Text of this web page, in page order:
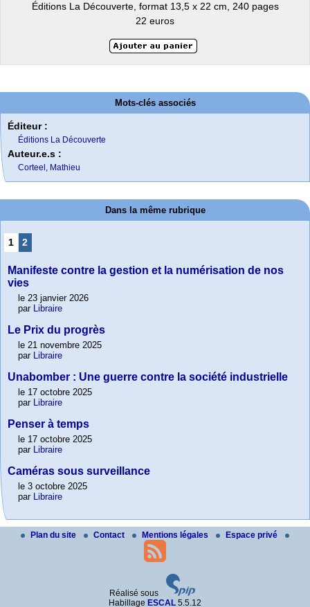
Éditions La Découverte, format 13,5 x 22 cm, 240 pages
22 euros
Mots-clés associés
Éditeur :
Éditions La Découverte
Auteur.e.s :
Corteel, Mathieu
Dans la même rubrique
1 2
Manifeste contre la gestion et la numérisation de nos
vies
le 23 janvier 2026
par Libraire
Le Prix du progrès
le 21 novembre 2025
par Libraire
Unabomber : Une guerre contre la société industrielle
le 17 octobre 2025
par Libraire
Penser à temps
le 17 octobre 2025
par Libraire
Caméras sous surveillance
le 3 octobre 2025
par Libraire
Plan du site Contact Mentions légales Espace privé
Réalisé sous
Habillage ESCAL 5.5.12